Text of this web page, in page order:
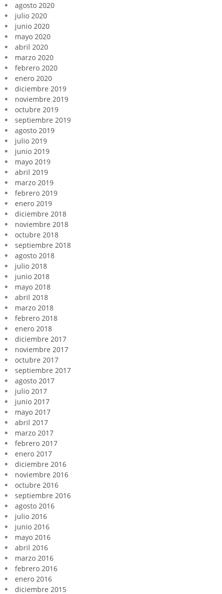
agosto 2020
julio 2020
junio 2020
mayo 2020
abril 2020
marzo 2020
febrero 2020
enero 2020
diciembre 2019
noviembre 2019
octubre 2019
septiembre 2019
agosto 2019
julio 2019
junio 2019
mayo 2019
abril 2019
marzo 2019
febrero 2019
enero 2019
diciembre 2018
noviembre 2018
octubre 2018
septiembre 2018
agosto 2018
julio 2018
junio 2018
mayo 2018
abril 2018
marzo 2018
febrero 2018
enero 2018
diciembre 2017
noviembre 2017
octubre 2017
septiembre 2017
agosto 2017
julio 2017
junio 2017
mayo 2017
abril 2017
marzo 2017
febrero 2017
enero 2017
diciembre 2016
noviembre 2016
octubre 2016
septiembre 2016
agosto 2016
julio 2016
junio 2016
mayo 2016
abril 2016
marzo 2016
febrero 2016
enero 2016
diciembre 2015